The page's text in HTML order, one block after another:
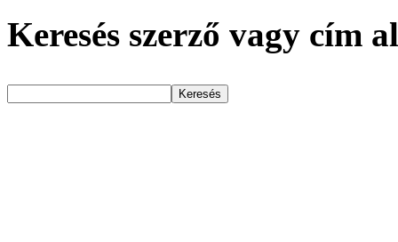
Keresés szerző vagy cím